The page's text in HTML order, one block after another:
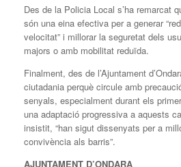
Des de la Policia Local s’ha remarcat
són una eina efectiva per a generar
velocitat” i millorar la seguretat dels
majors o amb mobilitat reduïda.
Finalment, des de l’Ajuntament
ciutadania perquè circule amb
senyals, especialment durant els
una adaptació progressiva a aquests
insistit, “han sigut dissenyats per a
convivència als barris”.
AJUNTAMENT D’ONDARA